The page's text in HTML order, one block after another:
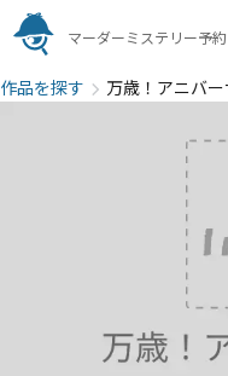
マーダーミステリー予
作品を探す 万歳！アニバ